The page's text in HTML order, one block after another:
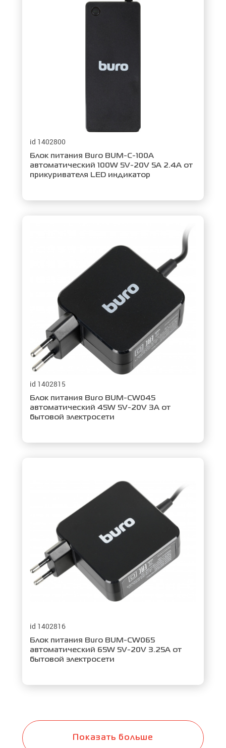
id 1402800
Блок питания Buro BUM-C-100A
автоматический 100W 5V-20V 5A 2.4A от
прикуривателя LED индикатор
id 1402815
Блок питания Buro BUM-CW045
автоматический 45W 5V-20V 3A от
бытовой электросети
id 1402816
Блок питания Buro BUM-CW065
автоматический 65W 5V-20V 3.25A от
бытовой электросети
Показать больше